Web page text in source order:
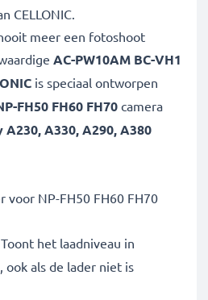
CELLONIC.
meer een fotoshoot
AC-PW10AM BC-VH1
is speciaal ontworpen
FH50 FH60 FH70 camera
A230, A330, A290, A380
voor NP-FH50 FH60 FH70
het laadniveau in
ook als de lader niet is